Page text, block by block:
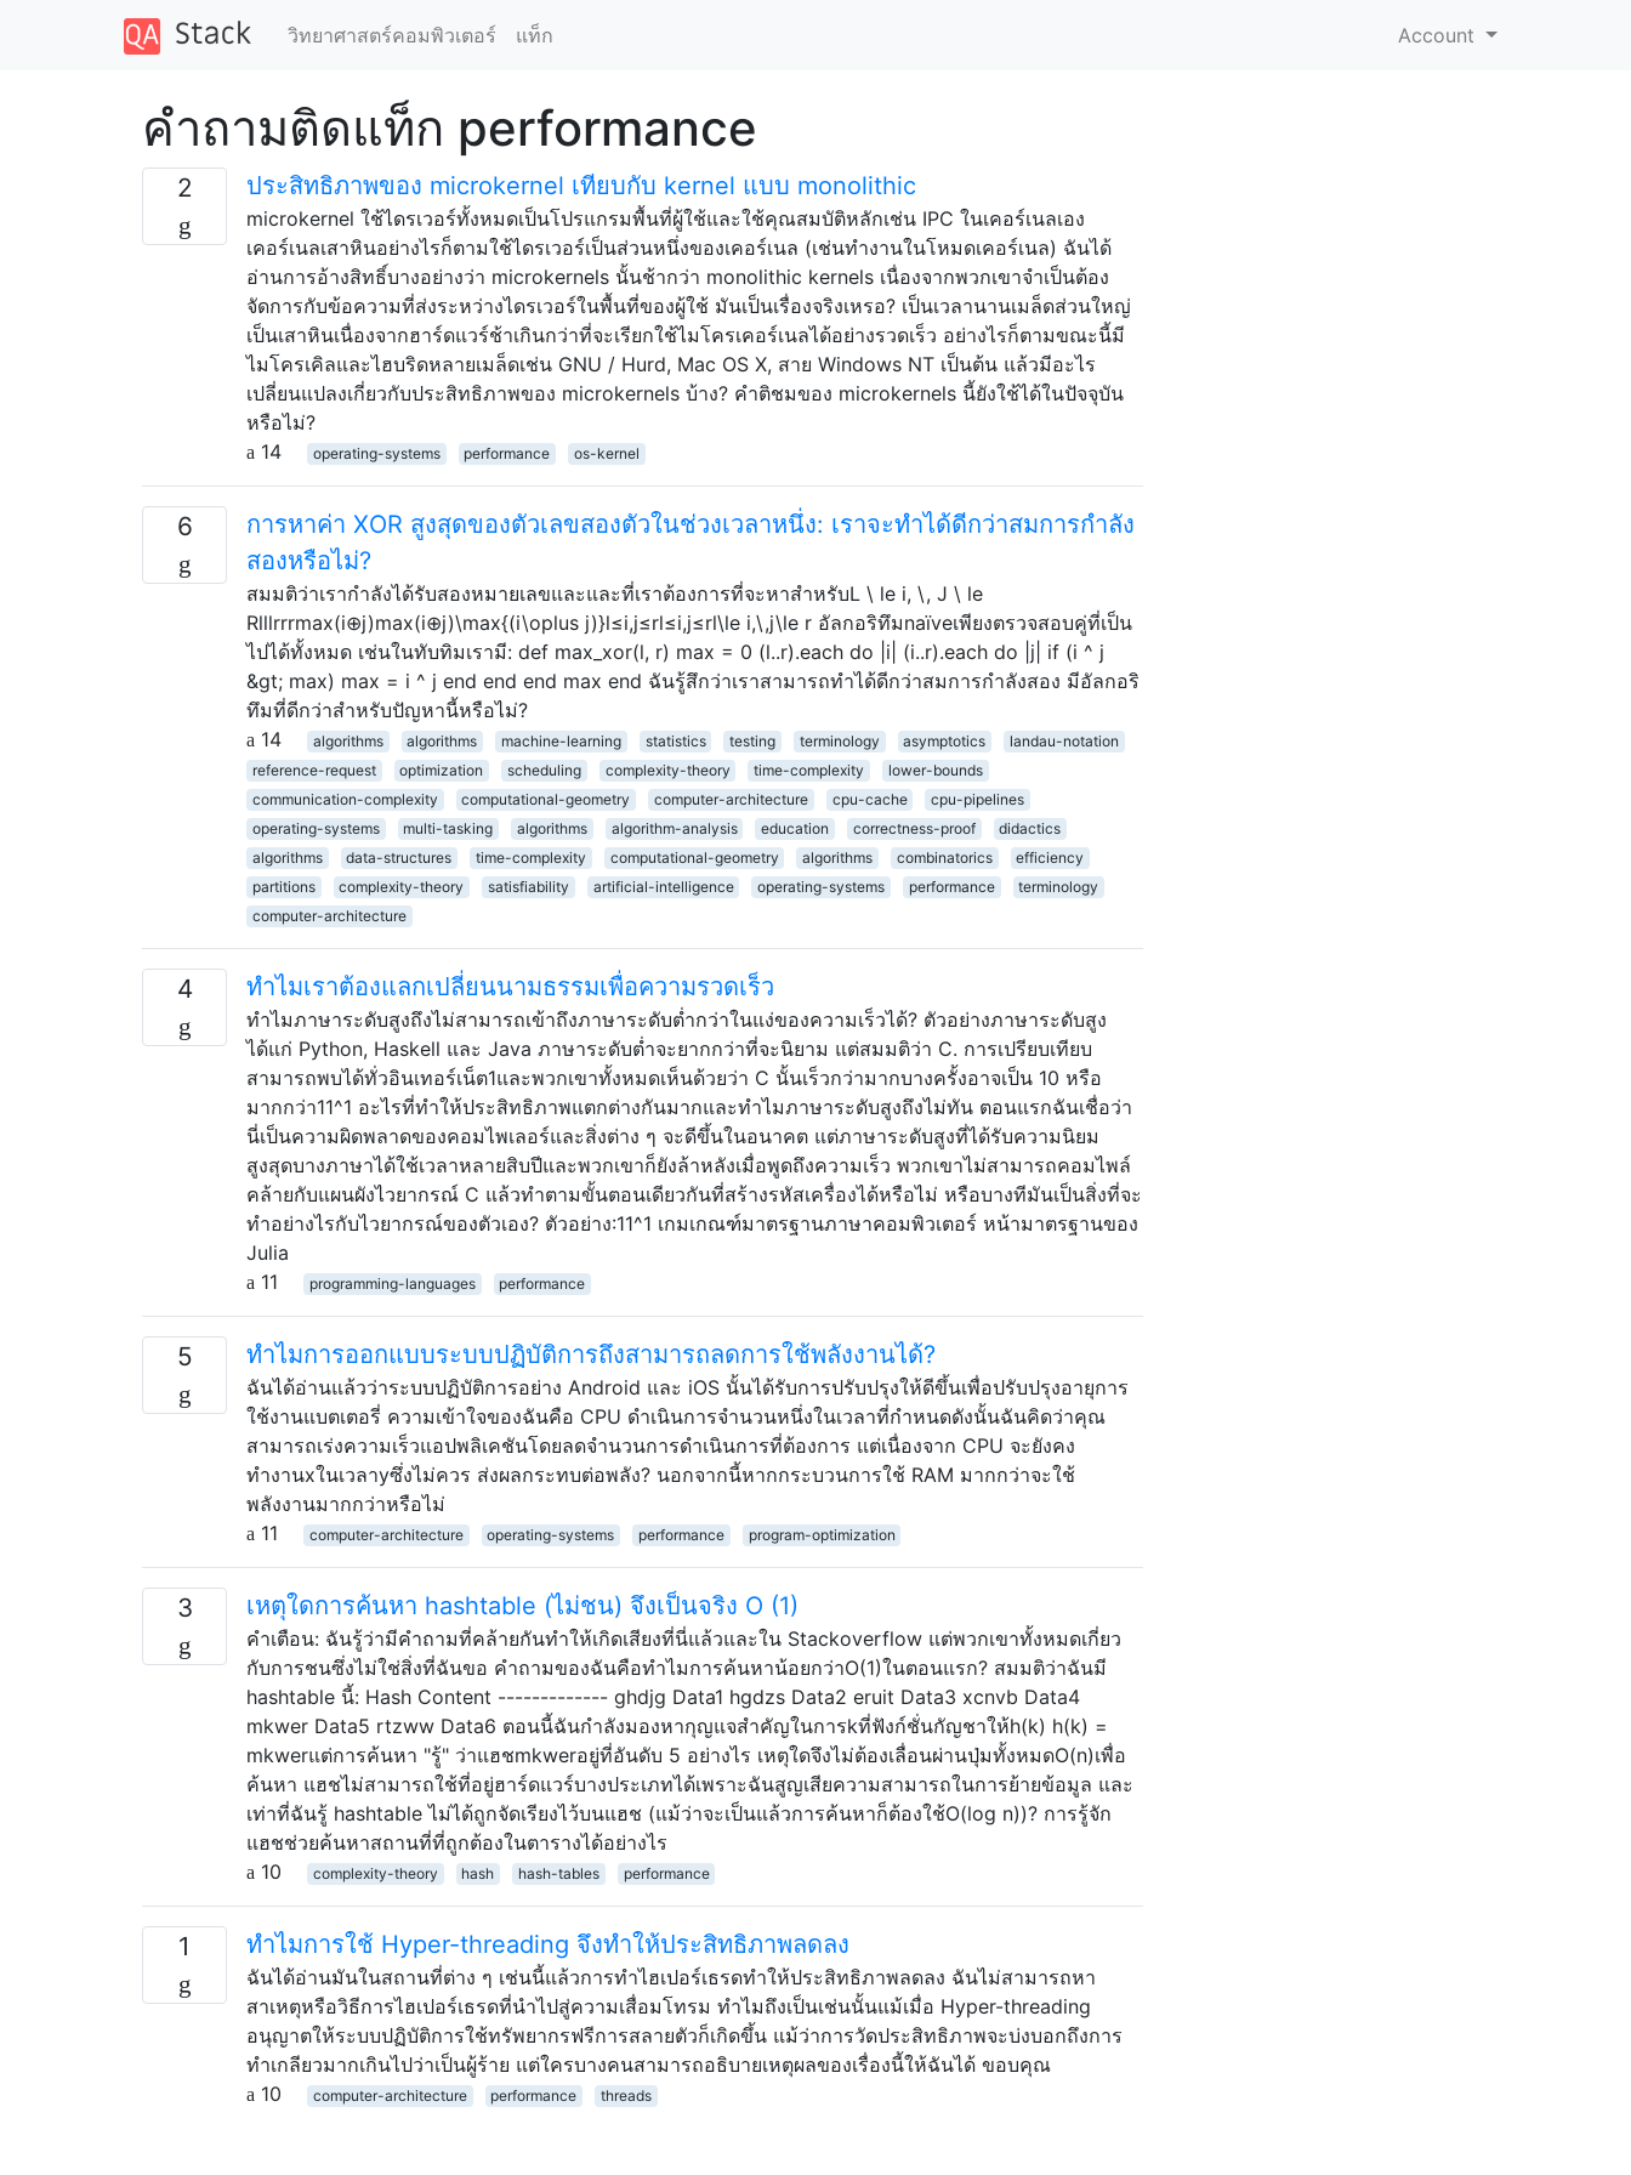
วิทยาศาสตร์คอมพิวเตอร์ แท็ก Account
คำถามติดแท็ก performance
2 ประสิทธิภาพของ microkernel เทียบกับ kernel แบบ monolithic
microkernel ใช้ไดรเวอร์ทั้งหมดเป็นโปรแกรมพื้นที่ผู้ใช้และใช้คุณสมบัติหลักเช่น IPC ในเคอร์เนลเอง
เคอร์เนลเสาหินอย่างไรก็ตามใช้ไดรเวอร์เป็นส่วนหนึ่งของเคอร์เนล (เช่นทำงานในโหมดเคอร์เนล) ฉันได้
อ่านการอ้างสิทธิ์บางอย่างว่า microkernels นั้นช้ากว่า monolithic kernels เนื่องจากพวกเขาจำเป็นต้อง
จัดการกับข้อความที่ส่งระหว่างไดรเวอร์ในพื้นที่ของผู้ใช้ มันเป็นเรื่องจริงเหรอ? เป็นเวลานานเมล็ดส่วนใหญ่
เป็นเสาหินเนื่องจากฮาร์ดแวร์ช้าเกินกว่าที่จะเรียกใช้ไมโครเคอร์เนลได้อย่างรวดเร็ว อย่างไรก็ตามขณะนี้มี
ไมโครเคิลและไฮบริดหลายเมล็ดเช่น GNU / Hurd, Mac OS X, สาย Windows NT เป็นต้น แล้วมีอะไร
เปลี่ยนแปลงเกี่ยวกับประสิทธิภาพของ microkernels บ้าง? คำติชมของ microkernels นี้ยังใช้ได้ในปัจจุบัน
หรือไม่?
14
operating-systems performance os-kernel
6
การหาค่า XOR สูงสุดของตัวเลขสองตัวในช่วงเวลาหนึ่ง: เราจะทำได้ดีกว่าสมการกำลัง
สองหรือไม่?
สมมติว่าเรากำลังได้รับสองหมายเลขและและที่เราต้องการที่จะหาสำหรับL \ le i, \, J \ le
Rlllrrrmax(i⊕j)max(i⊕j)\max{(i\oplus j)}l≤i,j≤rl≤i,j≤rl\le i,\,j\le r อัลกอริทึมnaïveเพียงตรวจสอบคู่ที่เป็น
ไปได้ทั้งหมด เช่นในทับทิมเรามี: def max_xor(l, r) max = 0 (l..r).each do |i| (i..r).each do |j| if (i ^ j
&gt; max) max = i ^ j end end end max end ฉันรู้สึกว่าเราสามารถทำได้ดีกว่าสมการกำลังสอง มีอัลกอริ
ทึมที่ดีกว่าสำหรับปัญหานี้หรือไม่?
14
algorithms algorithms machine-learning statistics testing terminology asymptotics
landau-notation
reference-request
optimization scheduling complexity-theory time-complexity
lower-bounds
communication-complexity
computational-geometry computer-architecture cpu-cache
cpu-pipelines
operating-systems
multi-tasking algorithms algorithm-analysis education correctness-proof
didactics
algorithms
data-structures time-complexity computational-geometry algorithms combinatorics
efficiency
partitions
complexity-theory satisfiability artificial-intelligence operating-systems performance
terminology
computer-architecture
4 ทำไมเราต้องแลกเปลี่ยนนามธรรมเพื่อความรวดเร็ว
ทำไมภาษาระดับสูงถึงไม่สามารถเข้าถึงภาษาระดับต่ำกว่าในแง่ของความเร็วได้? ตัวอย่างภาษาระดับสูง
ได้แก่ Python, Haskell และ Java ภาษาระดับต่ำจะยากกว่าที่จะนิยาม แต่สมมติว่า C. การเปรียบเทียบ
สามารถพบได้ทั่วอินเทอร์เน็ต1และพวกเขาทั้งหมดเห็นด้วยว่า C นั้นเร็วกว่ามากบางครั้งอาจเป็น 10 หรือ
มากกว่า11^1 อะไรที่ทำให้ประสิทธิภาพแตกต่างกันมากและทำไมภาษาระดับสูงถึงไม่ทัน ตอนแรกฉันเชื่อว่า
นี่เป็นความผิดพลาดของคอมไพเลอร์และสิ่งต่าง ๆ จะดีขึ้นในอนาคต แต่ภาษาระดับสูงที่ได้รับความนิยม
สูงสุดบางภาษาได้ใช้เวลาหลายสิบปีและพวกเขาก็ยังล้าหลังเมื่อพูดถึงความเร็ว พวกเขาไม่สามารถคอมไพล์
คล้ายกับแผนผังไวยากรณ์ C แล้วทำตามขั้นตอนเดียวกันที่สร้างรหัสเครื่องได้หรือไม่ หรือบางทีมันเป็นสิ่งที่จะ
ทำอย่างไรกับไวยากรณ์ของตัวเอง? ตัวอย่าง:11^1 เกมเกณฑ์มาตรฐานภาษาคอมพิวเตอร์ หน้ามาตรฐานของ
Julia
11
programming-languages performance
5 ทำไมการออกแบบระบบปฏิบัติการถึงสามารถลดการใช้พลังงานได้?
ฉันได้อ่านแล้วว่าระบบปฏิบัติการอย่าง Android และ iOS นั้นได้รับการปรับปรุงให้ดีขึ้นเพื่อปรับปรุงอายุการ
ใช้งานแบตเตอรี่ ความเข้าใจของฉันคือ CPU ดำเนินการจำนวนหนึ่งในเวลาที่กำหนดดังนั้นฉันคิดว่าคุณ
สามารถเร่งความเร็วแอปพลิเคชันโดยลดจำนวนการดำเนินการที่ต้องการ แต่เนื่องจาก CPU จะยังคง
ทำงานxในเวลาyซึ่งไม่ควร ส่งผลกระทบต่อพลัง? นอกจากนี้หากกระบวนการใช้ RAM มากกว่าจะใช้
พลังงานมากกว่าหรือไม่
11
computer-architecture operating-systems performance program-optimization
3 เหตุใดการค้นหา hashtable (ไม่ชน) จึงเป็นจริง O (1)
คำเตือน: ฉันรู้ว่ามีคำถามที่คล้ายกันทำให้เกิดเสียงที่นี่แล้วและใน Stackoverflow แต่พวกเขาทั้งหมดเกี่ยว
กับการชนซึ่งไม่ใช่สิ่งที่ฉันขอ คำถามของฉันคือทำไมการค้นหาน้อยกว่าO(1)ในตอนแรก? สมมติว่าฉันมี
hashtable นี้: Hash Content ------------- ghdjg Data1 hgdzs Data2 eruit Data3 xcnvb Data4
mkwer Data5 rtzww Data6 ตอนนี้ฉันกำลังมองหากุญแจสำคัญในการkที่ฟังก์ชั่นกัญชาให้h(k) h(k) =
mkwerแต่การค้นหา "รู้" ว่าแฮชmkwerอยู่ที่อันดับ 5 อย่างไร เหตุใดจึงไม่ต้องเลื่อนผ่านปุ่มทั้งหมดO(n)เพื่อ
ค้นหา แฮชไม่สามารถใช้ที่อยู่ฮาร์ดแวร์บางประเภทได้เพราะฉันสูญเสียความสามารถในการย้ายข้อมูล และ
เท่าที่ฉันรู้ hashtable ไม่ได้ถูกจัดเรียงไว้บนแฮช (แม้ว่าจะเป็นแล้วการค้นหาก็ต้องใช้O(log n))? การรู้จัก
แฮชช่วยค้นหาสถานที่ที่ถูกต้องในตารางได้อย่างไร
10
complexity-theory hash hash-tables performance
1 ทำไมการใช้ Hyper-threading จึงทำให้ประสิทธิภาพลดลง
ฉันได้อ่านมันในสถานที่ต่าง ๆ เช่นนี้แล้วการทำไฮเปอร์เธรดทำให้ประสิทธิภาพลดลง ฉันไม่สามารถหา
สาเหตุหรือวิธีการไฮเปอร์เธรดที่นำไปสู่ความเสื่อมโทรม ทำไมถึงเป็นเช่นนั้นแม้เมื่อ Hyper-threading
อนุญาตให้ระบบปฏิบัติการใช้ทรัพยากรฟรีการสลายตัวก็เกิดขึ้น แม้ว่าการวัดประสิทธิภาพจะบ่งบอกถึงการ
ทำเกลียวมากเกินไปว่าเป็นผู้ร้าย แต่ใครบางคนสามารถอธิบายเหตุผลของเรื่องนี้ให้ฉันได้ ขอบคุณ
10
computer-architecture performance threads